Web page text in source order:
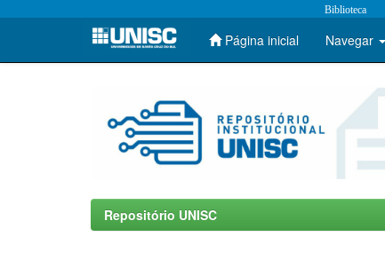
Skip
Biblioteca
Página inicial Navegar
Repositório UNISC